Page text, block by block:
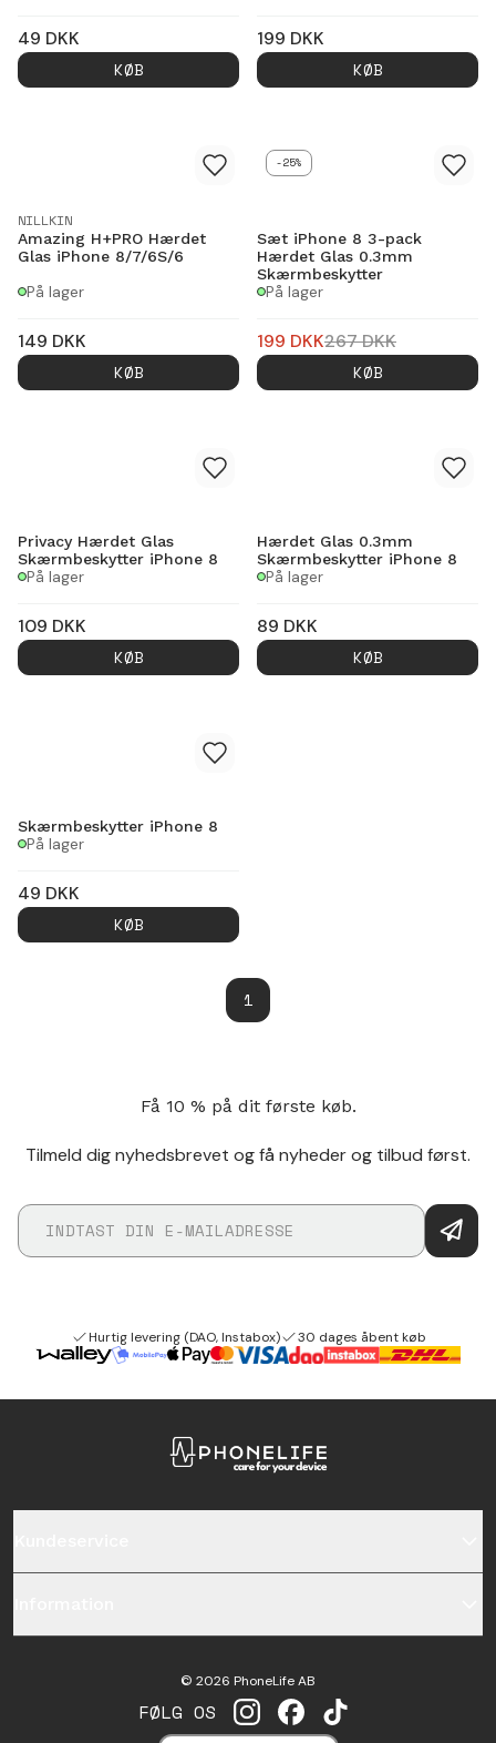
49 DKK
KØB
199 DKK
KØB
NILLKIN
Amazing H+PRO Hærdet
Glas iPhone 8/7/6S/6
På lager
149 DKK
KØB
-25%
Sæt iPhone 8 3-pack
Hærdet Glas 0.3mm
Skærmbeskytter
På lager
199 DKK267DKK
KØB
Privacy Hærdet Glas
Skærmbeskytter iPhone 8
På lager
109 DKK
KØB
Hærdet Glas 0.3mm
Skærmbeskytter iPhone 8
På lager
89 DKK
KØB
Skærmbeskytter iPhone 8
På lager
49 DKK
KØB
1
Få 10 % på dit første køb.
Tilmeld dig nyhedsbrevet og få nyheder og tilbud først.
Hurtig levering (DAO, Instabox) 30 dages åbent køb
FØLG OS INSTAGRAM
FACEBOOKTIKTOK
© 2026 PhoneLife AB